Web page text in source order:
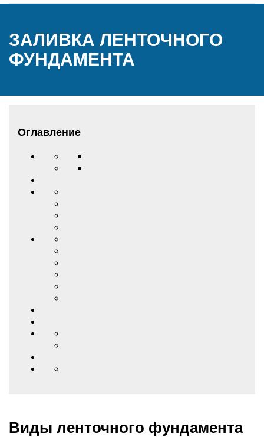
ЗАЛИВКА ЛЕНТОЧНОГО
ФУНДАМЕНТА
Оглавление
Виды ленточного фундамента